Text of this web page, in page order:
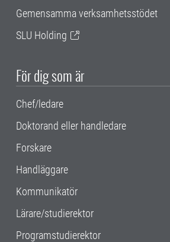
Gemensamma verksamhetsstödet
SLU Holding
För dig som är
Chef/ledare
Doktorand eller handledare
Forskare
Handläggare
Kommunikatör
Lärare/studierektor
Programstudierektor